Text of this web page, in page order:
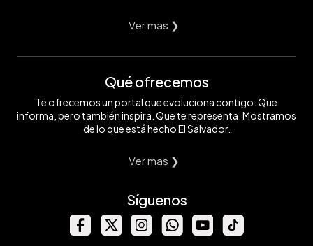
Ver mas ❯
Qué ofrecemos
Te ofrecemos un portal que evoluciona contigo. Que
informa, pero también inspira. Que te representa. Mostramos
de lo que está hecho El Salvador.
Ver mas ❯
Síguenos